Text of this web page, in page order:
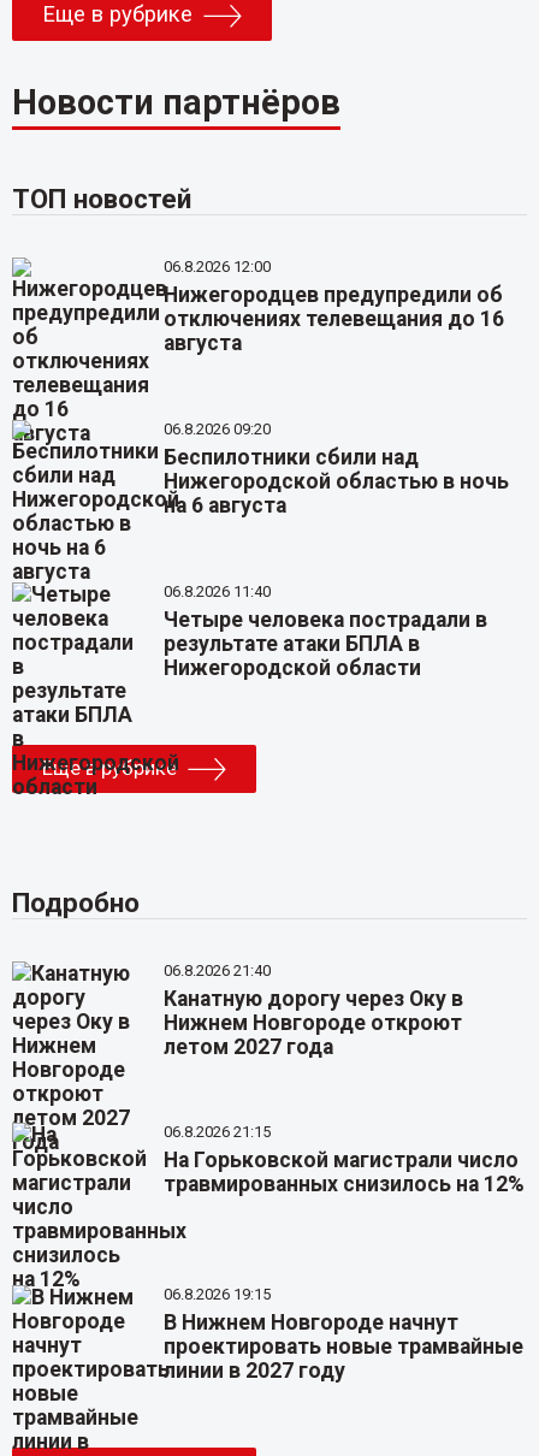
Еще в рубрике
Новости партнёров
ТОП новостей
06.8.2026 12:00
Нижегородцев предупредили об
отключениях телевещания до 16
августа
06.8.2026 09:20
Беспилотники сбили над
Нижегородской областью в ночь
на 6 августа
06.8.2026 11:40
Четыре человека пострадали в
результате атаки БПЛА в
Нижегородской области
Еще в рубрике
Подробно
06.8.2026 21:40
Канатную дорогу через Оку в
Нижнем Новгороде откроют
летом 2027 года
06.8.2026 21:15
На Горьковской магистрали число
травмированных снизилось на 12%
06.8.2026 19:15
В Нижнем Новгороде начнут
проектировать новые трамвайные
линии в 2027 году